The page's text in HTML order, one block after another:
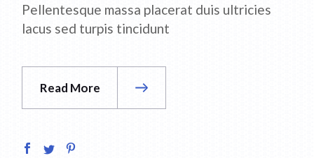
Pellentesque massa placerat duis ultricies
lacus sed turpis tincidunt
Read More